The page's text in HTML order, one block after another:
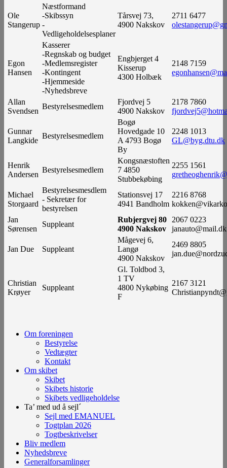
Ole
Stangerup
Næstformand
-Skibssyn
-
Vedligeholdelsesplaner
Tårsvej 73,
4900 Nakskov
2711 6477
Egon
Hansen
Kasserer
-Regnskab og budget
-Medlemsregister
-Kontingent
-Hjemmeside
-Nyhedsbreve
Engbjerget 4
Kisserup
4300 Holbæk
2148 7159
Allan
Svendsen
Bestyrelsesmedlem
Fjordvej 5
4900 Nakskov
2178 7860
Gunnar
Langkide
Bestyrelsesmedlem
Bogø
Hovedgade 10
A 4793 Bogø
By
2248 1013
GL@byg.dtu.dk
Henrik
Andersen
Bestyrelsesmedlem
Kongsnæstoften
7 4850
Stubbekøbing
2255 1561
Michael
Storgaard
Bestyrelsesmesdlem
- Sekretær for
bestyrelsen
Stationsvej 17
4941 Bandholm
2216 8768
Jan
Sørensen
Suppleant
Rubjergvej 80
4900 Nakskov
2067 0223
janauto@mail.dk
Jan Due Suppleant
Mågevej 6,
Langø
4900 Nakskov
2469 8805
Christian
Krøyer
Suppleant
Gl. Toldbod 3,
1 TV
4800 Nykøbing
F
2167 3121
Om foreningen
Bestyrelse
Vedtægter
Kontakt
Om skibet
Skibet
Skibets historie
Skibets vedligeholdelse
Ta’ med ud å sejl´
Sejl med EMANUEL
Togtplan 2026
Togtbeskrivelser
Bliv medlem
Nyhedsbreve
Generalforsamlinger